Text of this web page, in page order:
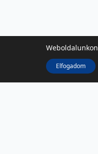
Weboldalunkon
Elfogadom